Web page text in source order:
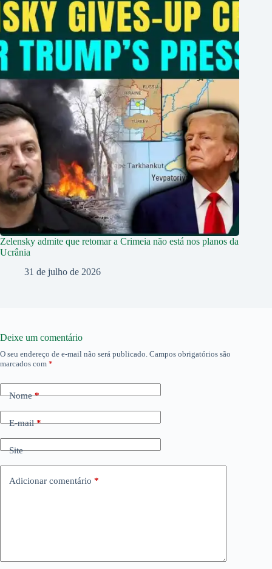
Zelensky admite que retomar a Crimeia não está nos planos da
Ucrânia
31 de julho de 2026
Deixe um comentário
O seu endereço de e-mail não será publicado. Campos obrigatórios são
marcados com *
Nome*
E-mail*
Site
Adicionar comentário *